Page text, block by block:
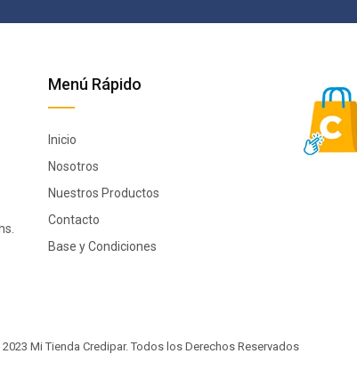
Menú Rápido
Inicio
Nosotros
Nuestros Productos
Contacto
Base y Condiciones
Mi Tienda Credipar.Todos los Derechos Reservados